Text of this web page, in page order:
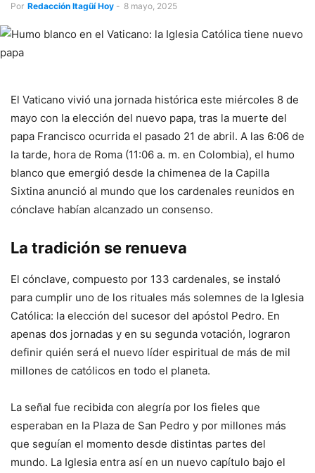
Por Redacción Itagüí Hoy - 8 mayo, 2025
El Vaticano vivió una jornada histórica este miércoles 8 de
mayo con la elección del nuevo papa, tras la muerte del
papa Francisco ocurrida el pasado 21 de abril. A las 6:06 de
la tarde, hora de Roma (11:06 a. m. en Colombia), el humo
blanco que emergió desde la chimenea de la Capilla
Sixtina anunció al mundo que los cardenales reunidos en
cónclave habían alcanzado un consenso.
La tradición se renueva
El cónclave, compuesto por 133 cardenales, se instaló
para cumplir uno de los rituales más solemnes de la Iglesia
Católica: la elección del sucesor del apóstol Pedro. En
apenas dos jornadas y en su segunda votación, lograron
definir quién será el nuevo líder espiritual de más de mil
millones de católicos en todo el planeta.
La señal fue recibida con alegría por los fieles que
esperaban en la Plaza de San Pedro y por millones más
que seguían el momento desde distintas partes del
mundo. La Iglesia entra así en un nuevo capítulo bajo el